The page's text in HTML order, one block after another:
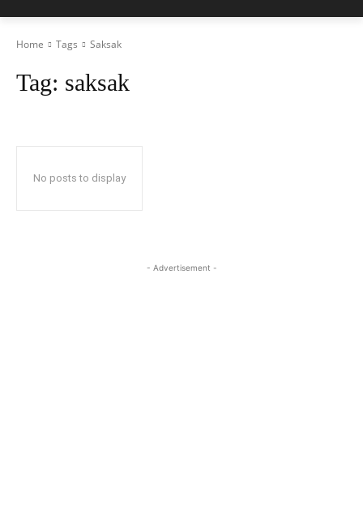
Home Tags Saksak
Tag: saksak
No posts to display
- Advertisement -